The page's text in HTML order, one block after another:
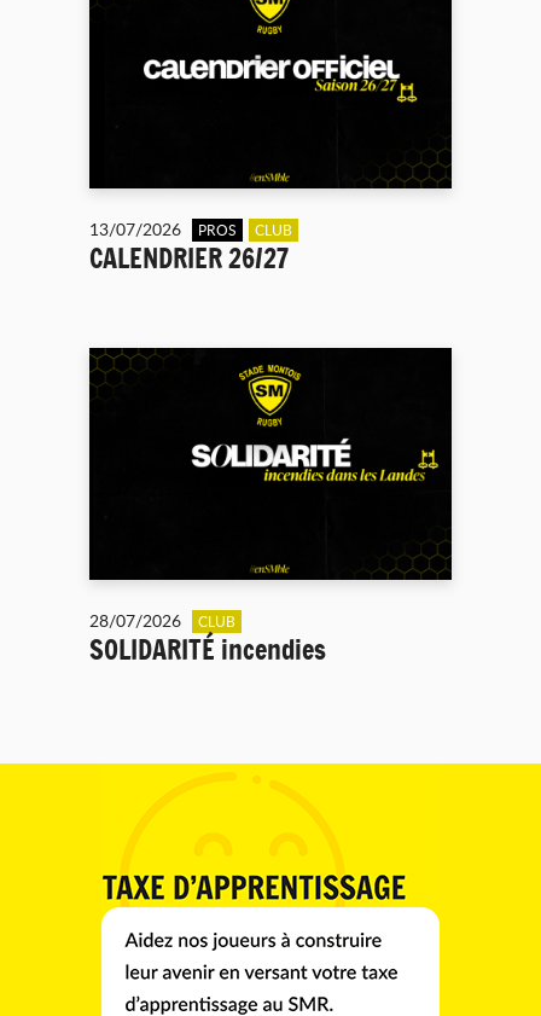
13/07/2026 PROS CLUB
CALENDRIER 26/27
28/07/2026 CLUB
SOLIDARITÉ incendies